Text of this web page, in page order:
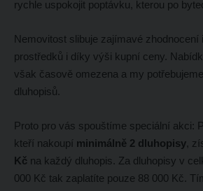
rychle uspokojit poptávku, kterou po
Nemovitost slibuje zajímavé zhodnocení
prostředků i díky výši kupní ceny.
však časově omezena a my
dluhopisů.
Proto pro vás spouštíme speciální akci:
kteří nakoupí minimálně 2 dluhopisy,
Kč na každý dluhopis. Za dluhopisy v
000 Kč tak zaplatíte pouze 88 000 Kč.